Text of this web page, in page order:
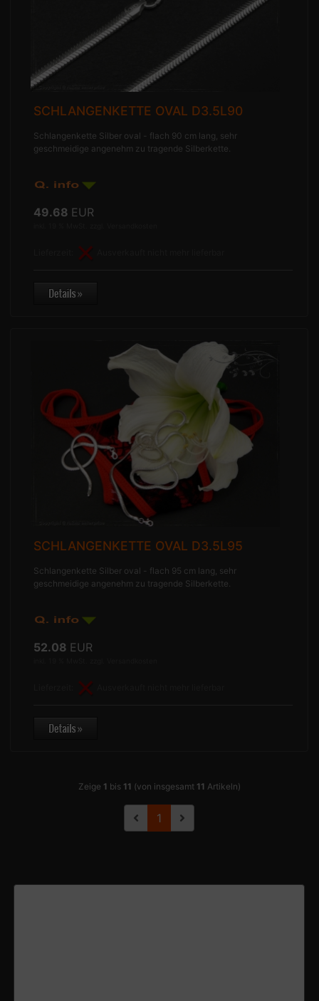
SCHLANGENKETTE OVAL D3.5L90
Schlangenkette Silber oval - flach 90 cm lang, sehr
geschmeidige angenehm zu tragende Silberkette.
49.68 EUR
SCHLANGENKETTE OVAL D3.5L95
Schlangenkette Silber oval - flach 95 cm lang, sehr
geschmeidige angenehm zu tragende Silberkette.
52.08 EUR
Zeige 1 bis 11 (von insgesamt 11 Artikeln)
1